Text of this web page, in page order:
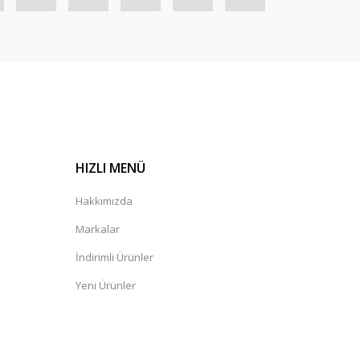
HIZLI MENÜ
Hakkımızda
Markalar
İndirimli Ürünler
Yeni Ürünler